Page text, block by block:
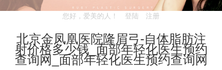
您好，爱美的人！ 登陆 注册
北京金凤凰医院隆眉弓-自体脂肪注
射价格多少钱_面部年轻化医生预约
查询网_面部年轻化医生预约查询网